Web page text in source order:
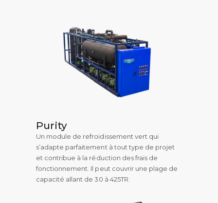
Purity
Un module de refroidissement vert qui
s’adapte parfaitement à tout type de projet
et contribue à la réduction des frais de
fonctionnement. Il peut couvrir une plage de
capacité allant de 30 à 425TR.